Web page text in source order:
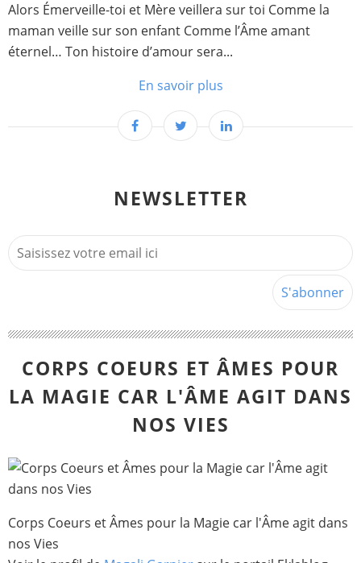
Alors Émerveille-toi et Mère veillera sur toi Comme la
maman veille sur son enfant Comme l’Âme amant
éternel… Ton histoire d’amour sera...
En savoir plus
NEWSLETTER
CORPS COEURS ET ÂMES POUR
LA MAGIE CAR L'ÂME AGIT DANS
NOS VIES
Corps Coeurs et Âmes pour la Magie car l'Âme agit dans
nos Vies